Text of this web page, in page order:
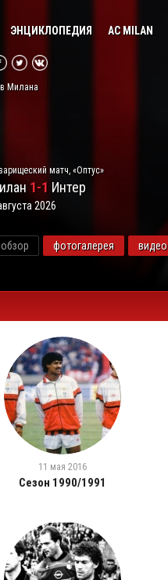
ЭНЦИКЛОПЕДИЯ AC MILAN
Милана
матч, «Оптус»
1-1 Интер
2026
обзор фотогалерея видео
11 мая 2016
Сезон 1990/1991